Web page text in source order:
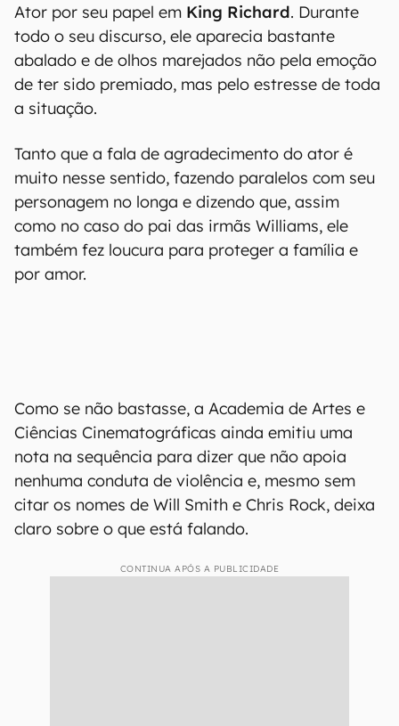
Ator por seu papel em King Richard. Durante
todo o seu discurso, ele aparecia bastante
abalado e de olhos marejados não pela emoção
de ter sido premiado, mas pelo estresse de toda
a situação.
Tanto que a fala de agradecimento do ator é
muito nesse sentido, fazendo paralelos com seu
personagem no longa e dizendo que, assim
como no caso do pai das irmãs Williams, ele
também fez loucura para proteger a família e
por amor.
Como se não bastasse, a Academia de Artes e
Ciências Cinematográficas ainda emitiu uma
nota na sequência para dizer que não apoia
nenhuma conduta de violência e, mesmo sem
citar os nomes de Will Smith e Chris Rock, deixa
claro sobre o que está falando.
CONTINUA APÓS A PUBLICIDADE